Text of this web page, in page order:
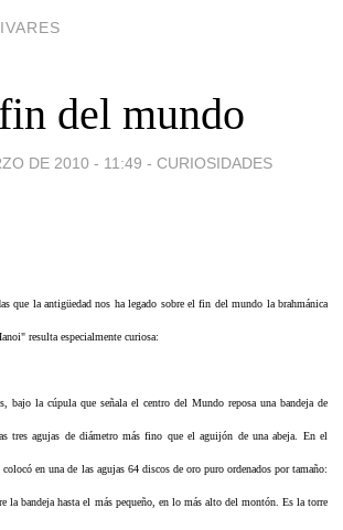
del mundo
DE 2010 - 11:49 - CURIOSIDADES
que la antigüedad nos ha legado sobre el fin del mundo la brahmánica
resulta especialmente curiosa:
bajo la cúpula que señala el centro del Mundo reposa una bandeja de
tres agujas de diámetro más fino que el aguijón de una abeja. En el
en una de las agujas 64 discos de oro puro ordenados por tamaño:
la bandeja hasta el más pequeño, en lo más alto del montón. Es la torre